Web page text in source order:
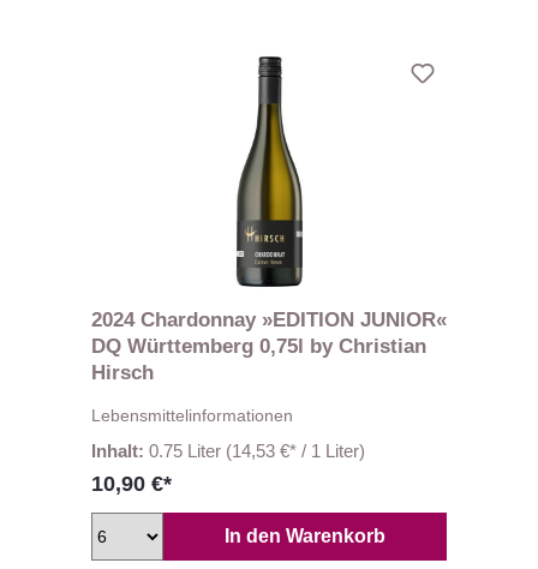
2024 Chardonnay »EDITION JUNIOR«
DQ Württemberg 0,75l by Christian
Hirsch
Lebensmittelinformationen
Inhalt: 0.75 Liter (14,53 €* / 1 Liter)
10,90 €*
In den Warenkorb